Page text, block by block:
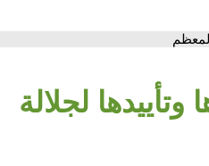
لجلالة